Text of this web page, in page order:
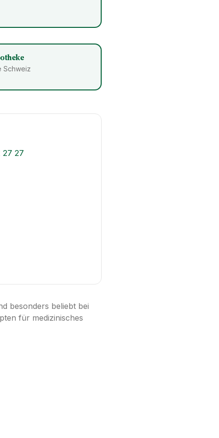
Schweiz
27 27
besonders beliebt bei
für medizinisches